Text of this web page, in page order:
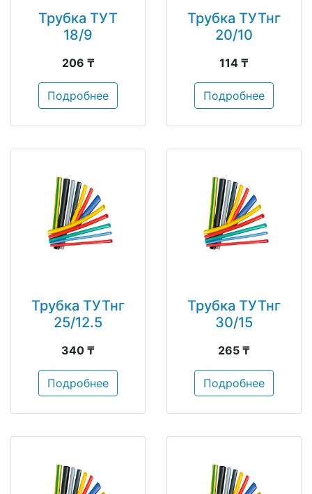
Трубка ТУТ
18/9
206 ₸
Подробнее
Трубка ТУТнг
20/10
114 ₸
Подробнее
Трубка ТУТнг
25/12.5
340 ₸
Подробнее
Трубка ТУТнг
30/15
265 ₸
Подробнее